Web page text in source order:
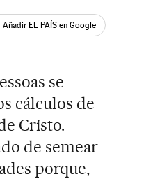
Añadir EL PAÍS en Google
se
cálculos de
Cristo.
de semear
porque,